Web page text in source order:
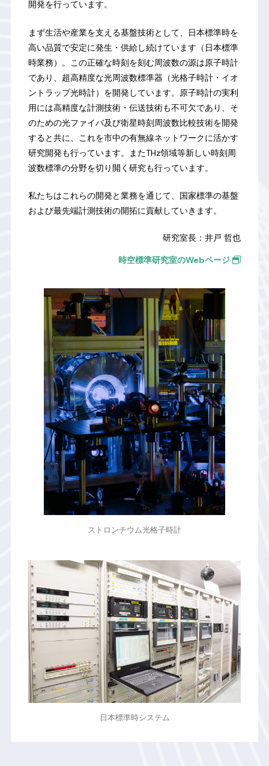
開発を行っています。
まず生活や産業を支える基盤技術として、日本標準時を
高い品質で安定に発生・供給し続けています（日本標準
時業務）。この正確な時刻を刻む周波数の源は原子時計
であり、超高精度な光周波数標準器（光格子時計・イオ
ントラップ光時計）を開発しています。原子時計の実利
用には高精度な計測技術・伝送技術も不可欠であり、そ
のための光ファイバ及び衛星時刻周波数比較技術を開発
すると共に、これを市中の有無線ネットワークに活かす
研究開発も行っています。またTHz領域等新しい時刻周
波数標準の分野を切り開く研究も行っています。
私たちはこれらの開発と業務を通じて、国家標準の基盤
および最先端計測技術の開拓に貢献していきます。
研究室長：井戸 哲也
時空標準研究室のWebページ
ストロンチウム光格子時計
日本標準時システム